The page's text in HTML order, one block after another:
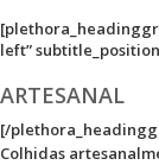
left”
ARTESANAL
[/
Colhidas